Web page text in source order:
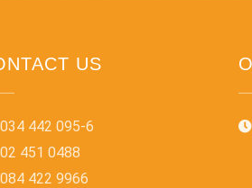
US
034 442 095-6
02 451 0488
084 422 9966